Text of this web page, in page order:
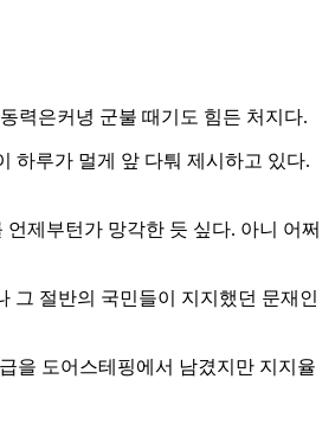
력은커녕 군불 때기도 힘든 처지다.
하루가 멀게 앞 다퉈 제시하고 있다.
제부턴가 망각한 듯 싶다. 아니 어쩌
그 절반의 국민들이 지지했던 문재인
을 도어스테핑에서 남겼지만 지지율